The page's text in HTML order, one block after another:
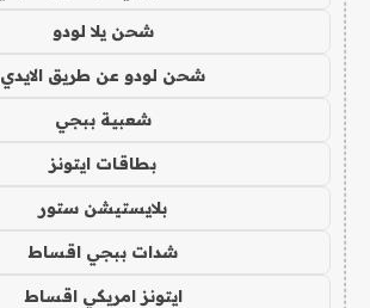
شحن يلا لودو
شحن لودو عن طريق الايدي
شعبية ببجي
بطاقات ايتونز
بلايستيشن ستور
شدات ببجي اقساط
ايتونز امريكي اقساط